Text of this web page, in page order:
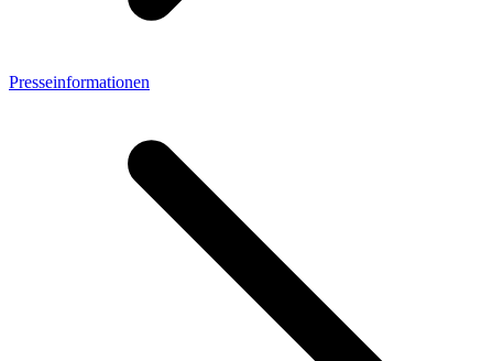
Presseinformationen